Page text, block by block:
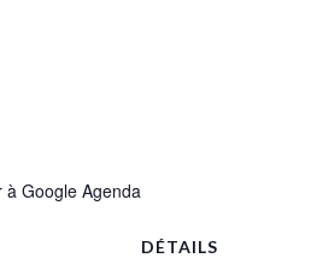
à Google Agenda
DÉTAILS